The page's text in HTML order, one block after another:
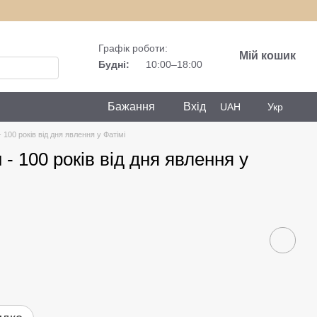
Графік роботи:
Будні:
10:00–18:00
Мій кошик
Бажання Вхід UAH Укр
років від дня явлення у Фатімі
років від дня явлення у